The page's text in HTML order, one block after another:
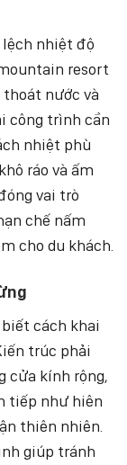
lệch nhiệt độ
resort
nước và
công trình cần
nhiệt phù
ráo và ấm
vai trò
chế nấm
cho du khách.
cách khai
trúc phải
cửa kính rộng,
tiếp như hiên
thiên nhiên.
giúp tránh